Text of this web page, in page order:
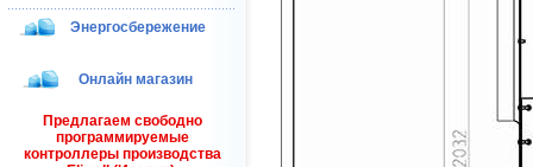
Энергосбережение
Онлайн магазин
Предлагаем свободно
программируемые
контроллеры производства